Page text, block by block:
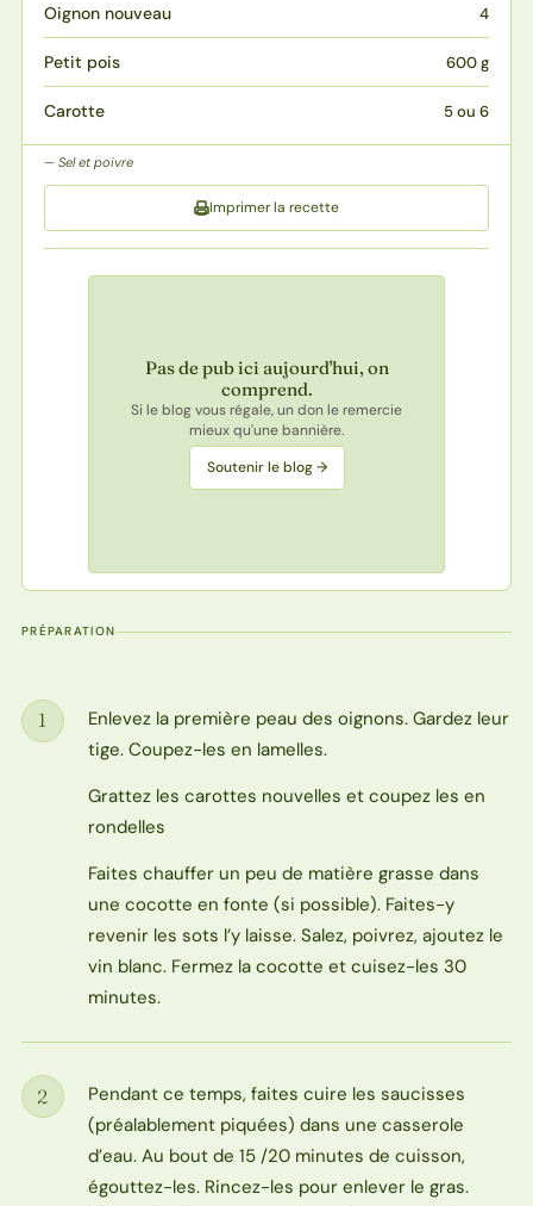
Oignon nouveau 4
Petit pois 600 g
Carotte 5 ou 6
Sel et poivre
Imprimer la recette
Pas de pub ici aujourd'hui, on
comprend.
Si le blog vous régale, un don le remercie
mieux qu'une bannière.
Soutenir le blog →
PRÉPARATION
Étape
1
Enlevez la première peau des oignons. Gardez leur
tige. Coupez-les en lamelles.
Grattez les carottes nouvelles et coupez les en
rondelles
Faites chauffer un peu de matière grasse dans
une cocotte en fonte (si possible). Faites-y
revenir les sots l’y laisse. Salez, poivrez, ajoutez le
vin blanc. Fermez la cocotte et cuisez-les 30
minutes.
Étape
2
Pendant ce temps, faites cuire les saucisses
(préalablement piquées) dans une casserole
d’eau. Au bout de 15 /20 minutes de cuisson,
égouttez-les. Rincez-les pour enlever le gras.